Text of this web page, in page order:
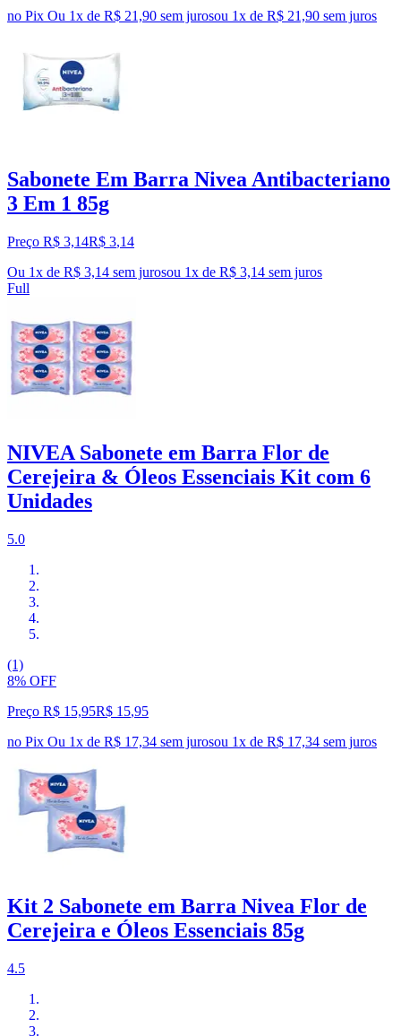
no Pix Ou 1x de R$ 21,90 sem jurosou 1x de R$ 21,90 sem juros
Sabonete Em Barra Nivea Antibacteriano
3 Em 1 85g
Preço R$ 3,14R$ 3,14
Ou 1x de R$ 3,14 sem jurosou 1x de R$ 3,14 sem juros
Full
NIVEA Sabonete em Barra Flor de
Cerejeira & Óleos Essenciais Kit com 6
Unidades
5.0
(1)
8% OFF
Preço R$ 15,95R$ 15,95
no Pix Ou 1x de R$ 17,34 sem jurosou 1x de R$ 17,34 sem juros
Kit 2 Sabonete em Barra Nivea Flor de
Cerejeira e Óleos Essenciais 85g
4.5